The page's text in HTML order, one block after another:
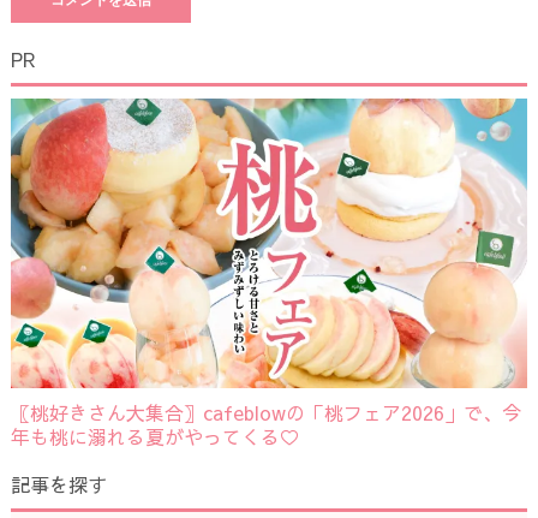
PR
〖桃好きさん大集合〗cafeblowの「桃フェア2026」で、今
年も桃に溺れる夏がやってくる♡
記事を探す